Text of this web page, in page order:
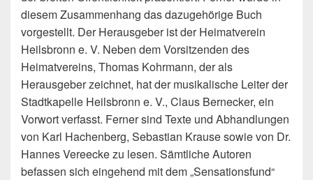
diesem Zusammenhang das dazugehörige Buch
vorgestellt. Der Herausgeber ist der Heimatverein
Heilsbronn e. V. Neben dem Vorsitzenden des
Heimatvereins, Thomas Kohrmann, der als
Herausgeber zeichnet, hat der musikalische Leiter der
Stadtkapelle Heilsbronn e. V., Claus Bernecker, ein
Vorwort verfasst. Ferner sind Texte und Abhandlungen
von Karl Hachenberg, Sebastian Krause sowie von Dr.
Hannes Vereecke zu lesen. Sämtliche Autoren
befassen sich eingehend mit dem „Sensationsfund“